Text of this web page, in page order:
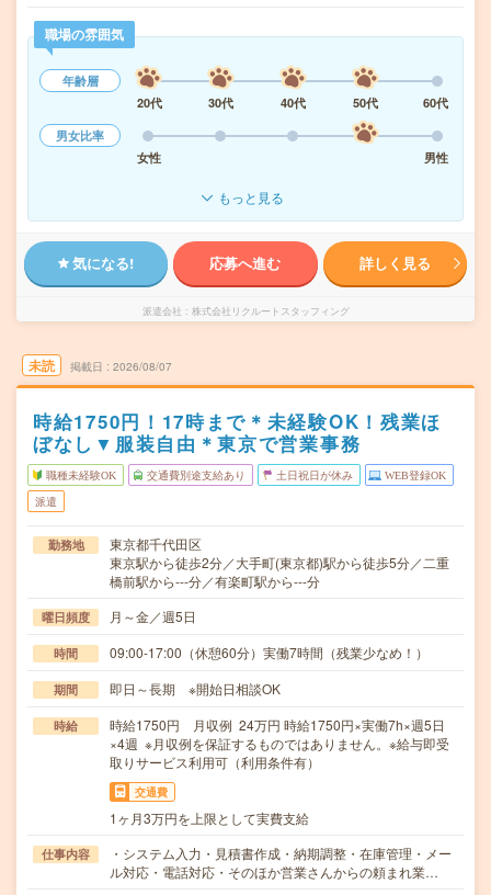
職場の雰囲気
年齢層
20代
30代 40代 50代
60代
男女比率
女性
男性
もっと見る
気になる! 応募へ進む 詳しく見る
派遣会社 株式会社リクルートスタッフィング
未読 掲載日 2026/08/07
時給1750円！17時まで＊未経験OK！残業ほ
ぼなし▼服装自由＊東京で営業事務
職種未経験OK 交通費別途支給あり 土日祝日が休み WEB登録OK
派遣
勤務地
東京都千代田区
東京駅から徒歩2分／大手町(東京都)駅から徒歩5分／二重
橋前駅から---分／有楽町駅から---分
曜日頻度 月～金／週5日
時間 09:00-17:00（休憩60分）実働7時間（残業少なめ！）
期間 即日～長期 ※開始日相談OK
時給
時給1750円 月収例 24万円 時給1750円×実働7h×週5日
×4週 ※月収例を保証するものではありません。※給与即受
取りサービス利用可（利用条件有）
交通費
1ヶ月3万円を上限として実費支給
仕事内容
・システム入力・見積書作成・納期調整・在庫管理・メー
ル対応・電話対応・そのほか営業さんからの頼まれ業…